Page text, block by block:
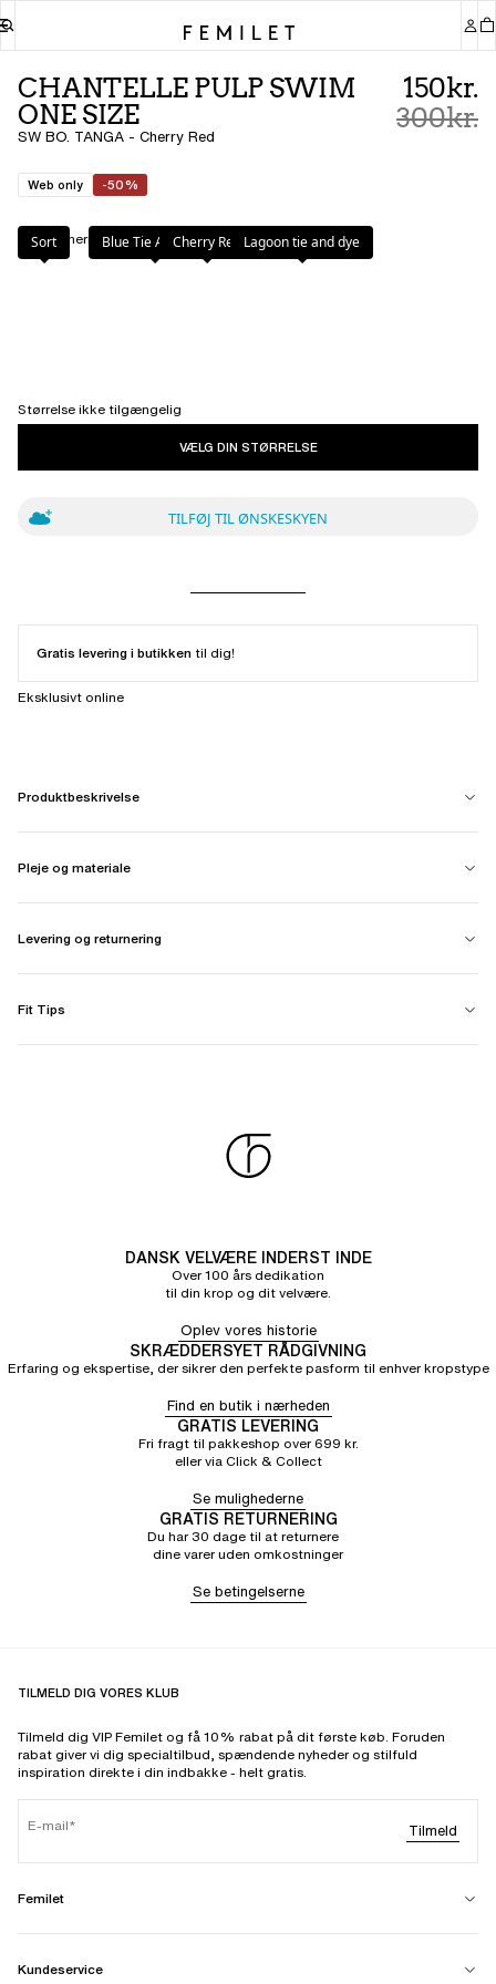
CHANTELLE PULP SWIM
ONE SIZE
SW BO. TANGA - Cherry Red
150kr.
300kr.
Web only -50%
Farve: Cherry Red
Sort Blue Tie And Dye
Cherry Red Lagoon tie and dye
Størrelse ikke tilgængelig
VÆLG DIN STØRRELSE
TILFØJ TIL ØNSKESKYEN
Gratis levering i butikken til dig!
Eksklusivt online
Produktbeskrivelse
Pleje og materiale
Levering og returnering
Fit Tips
DANSK VELVÆRE INDERST INDE
Over 100 års dedikation
til din krop og dit velvære.
Oplev vores historie
SKRÆDDERSYET RÅDGIVNING
Erfaring og ekspertise, der sikrer den perfekte pasform til enhver kropstype
Find en butik i nærheden
GRATIS LEVERING
Fri fragt til pakkeshop over 699 kr.
eller via Click & Collect
Se mulighederne
GRATIS RETURNERING
Du har 30 dage til at returnere
dine varer uden omkostninger
Se betingelserne
TILMELD DIG VORES KLUB
Tilmeld dig VIP Femilet og få 10% rabat på dit første køb. Foruden
rabat giver vi dig specialtilbud, spændende nyheder og stilfuld
inspiration direkte i din indbakke - helt gratis.
E-mail Tilmeld
Femilet
Kundeservice